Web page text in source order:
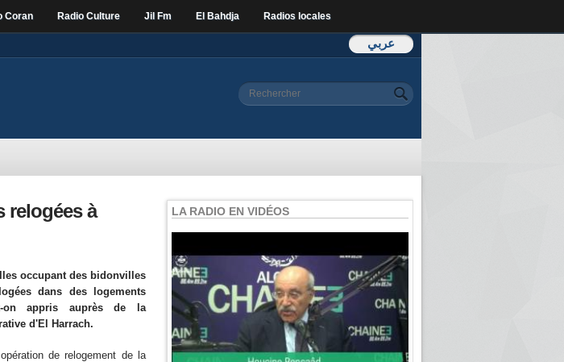
Coran Radio Culture Jil Fm El Bahdja Radios locales
عربي
Formulaire de
Rechercher
relogées à
occupant des bidonvilles
dans des logements
on appris auprès de la
d'El Harrach.
de relogement de la
LA RADIO EN VIDÉOS